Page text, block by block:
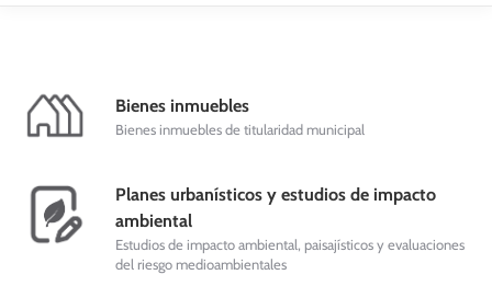
Bienes inmuebles
Bienes inmuebles de titularidad municipal
Planes urbanísticos y estudios de impacto
ambiental
Estudios de impacto ambiental, paisajísticos y evaluaciones
del riesgo medioambientales